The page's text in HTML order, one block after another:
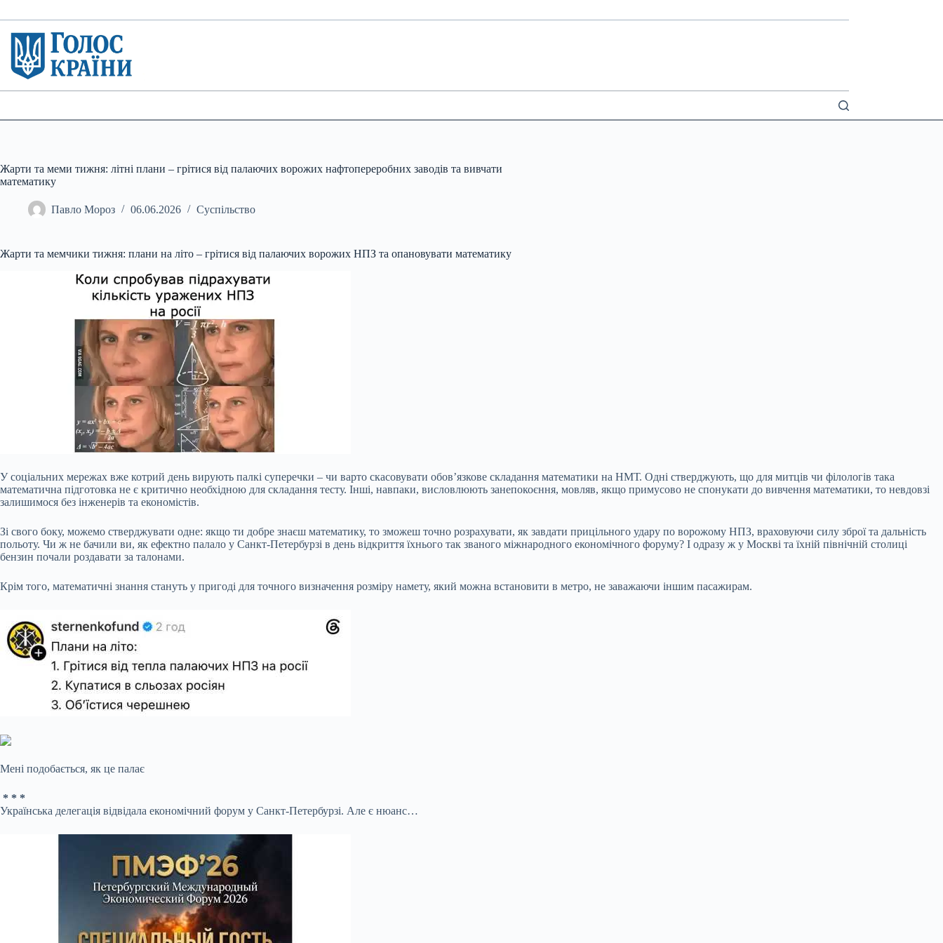
до
вмісту
Жарти та меми тижня: літні плани – грітися від палаючих ворожих нафтопереробних заводів та вивчати
математику
Павло Мороз 06.06.2026 Суспільство
Жарти та мемчики тижня: плани на літо – грітися від палаючих ворожих НПЗ та опановувати математику
У соціальних мережах вже котрий день вирують палкі суперечки – чи варто скасовувати обов’язкове складання математики на НМТ. Одні стверджують, що для митців чи філологів така
математична підготовка не є критично необхідною для складання тесту. Інші, навпаки, висловлюють занепокоєння, мовляв, якщо примусово не спонукати до вивчення математики, то невдовзі
залишимося без інженерів та економістів.
Зі свого боку, можемо стверджувати одне: якщо ти добре знаєш математику, то зможеш точно розрахувати, як завдати прицільного удару по ворожому НПЗ, враховуючи силу зброї та дальність
польоту. Чи ж не бачили ви, як ефектно палало у Санкт-Петербурзі в день відкриття їхнього так званого міжнародного економічного форуму? І одразу ж у Москві та їхній північній столиці
бензин почали роздавати за талонами.
Крім того, математичні знання стануть у пригоді для точного визначення розміру намету, який можна встановити в метро, не заважаючи іншим пасажирам.
Мені подобається, як це палає
* * *
Українська делегація відвідала економічний форум у Санкт-Петербурзі. Але є нюанс…